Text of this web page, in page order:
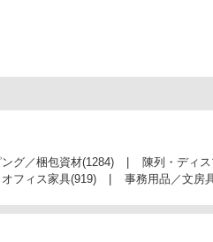
グ／梱包資材(1284) 陳列・ディ
フィス家具(919) 事務用品／文房